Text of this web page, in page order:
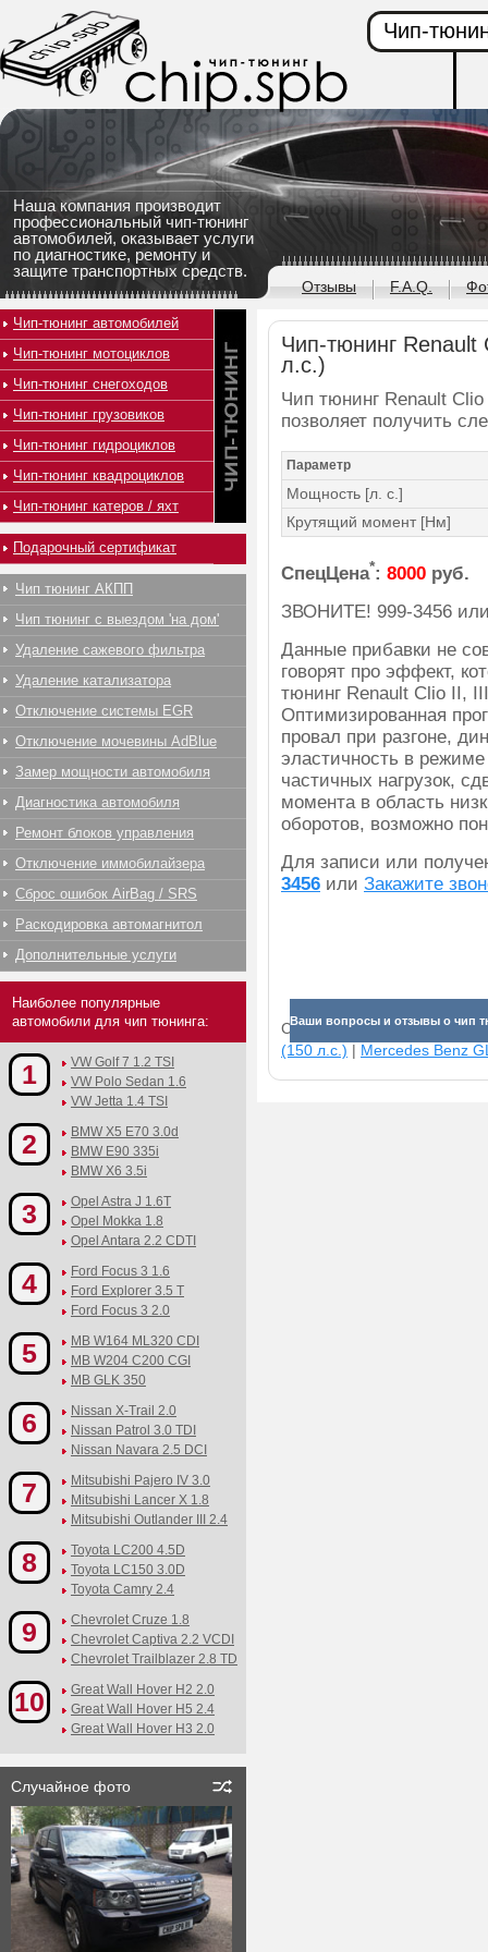
Наша компания производит
профессиональный чип-тюнинг
автомобилей, оказывает услуги
по диагностике, ремонту и
защите транспортных средств.
Чип-
Отзывы F.A.Q.
Чип-тюнинг
л.с.)
Чип тюнинг Renault
позволяет получить
Параметр
Мощность [л. с.]
Крутящий момент [Нм]
СпецЦена*: 8000 руб.
ЗВОНИТЕ! 999-3456
Данные прибавки не
говорят про эффект,
тюнинг Renault Clio II,
Оптимизированная
провал при разгоне,
эластичность в
частичных нагрузок,
момента в область
оборотов, возможно
Для записи или
3456 или Закажите
Ваши вопросы и отзывы о чип
Смотрите прибавки для
(150 л.с.) | Mercedes Benz
Чип-тюнинг автомобилей
Чип-тюнинг мотоциклов
Чип-тюнинг снегоходов
Чип-тюнинг грузовиков
Чип-тюнинг гидроциклов
Чип-тюнинг квадроциклов
Чип-тюнинг катеров / яхт
Подарочный сертификат
Чип тюнинг АКПП
Чип тюнинг с выездом 'на дом'
Удаление сажевого фильтра
Удаление катализатора
Отключение системы EGR
Отключение мочевины AdBlue
Замер мощности автомобиля
Диагностика автомобиля
Ремонт блоков управления
Отключение иммобилайзера
Сброс ошибок AirBag / SRS
Раскодировка автомагнитол
Дополнительные услуги
Наиболее популярные
автомобили для чип тюнинга:
1
VW Golf 7 1.2 TSI
VW Polo Sedan 1.6
VW Jetta 1.4 TSI
2
BMW X5 E70 3.0d
BMW E90 335i
BMW X6 3.5i
3
Opel Astra J 1.6T
Opel Mokka 1.8
Opel Antara 2.2 CDTI
4
Ford Focus 3 1.6
Ford Explorer 3.5 T
Ford Focus 3 2.0
5
MB W164 ML320 CDI
MB W204 C200 CGI
MB GLK 350
6
Nissan X-Trail 2.0
Nissan Patrol 3.0 TDI
Nissan Navara 2.5 DCI
7
Mitsubishi Pajero IV 3.0
Mitsubishi Lancer X 1.8
Mitsubishi Outlander III 2.4
8
Toyota LC200 4.5D
Toyota LC150 3.0D
Toyota Camry 2.4
9
Chevrolet Cruze 1.8
Chevrolet Captiva 2.2 VCDI
Chevrolet Trailblazer 2.8 TD
10
Great Wall Hover H2 2.0
Great Wall Hover H5 2.4
Great Wall Hover H3 2.0
Случайное фото